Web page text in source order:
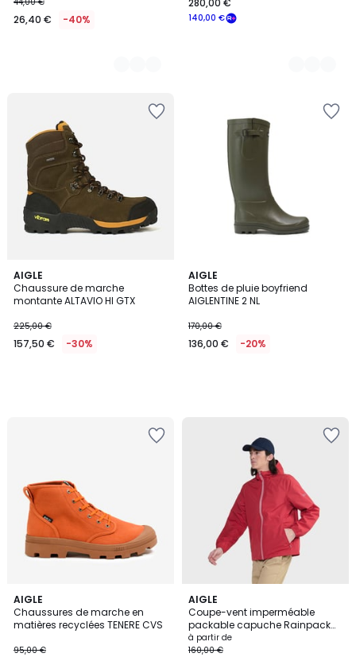
26,40 € -40% 140,00 €
280,00 €
AIGLE
Chaussure de marche
montante ALTAVIO HI GTX
225,00 €
157,50 € -30%
AIGLE
Bottes de pluie boyfriend
AIGLENTINE 2 NL
170,00 €
136,00 € -20%
AIGLE
Chaussures de marche en
matières recyclées TENERE CVS
95,00 €
2
Couleurs
AIGLE
Coupe-vent imperméable
packable capuche Rainpack
70 MTD UV-C
à partir de
160,00 €
3
Couleurs